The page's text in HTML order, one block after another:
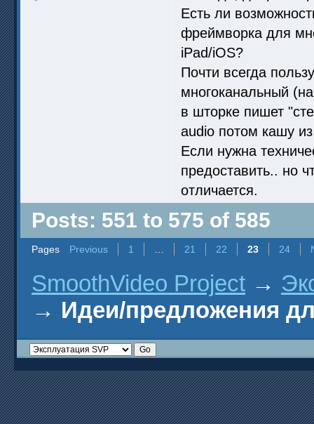
Есть ли
фреймворка для
iPad/iOS?
Почти всегда
многоканальный
в шторке пишет
audio потом кашу
Если нужна
предоставить.. но
отличается.
Posts: 551 to 575 of 585
Pages Previous 1 21 22 23 24
SmoothVideo Project →
→ Идеи/предложения